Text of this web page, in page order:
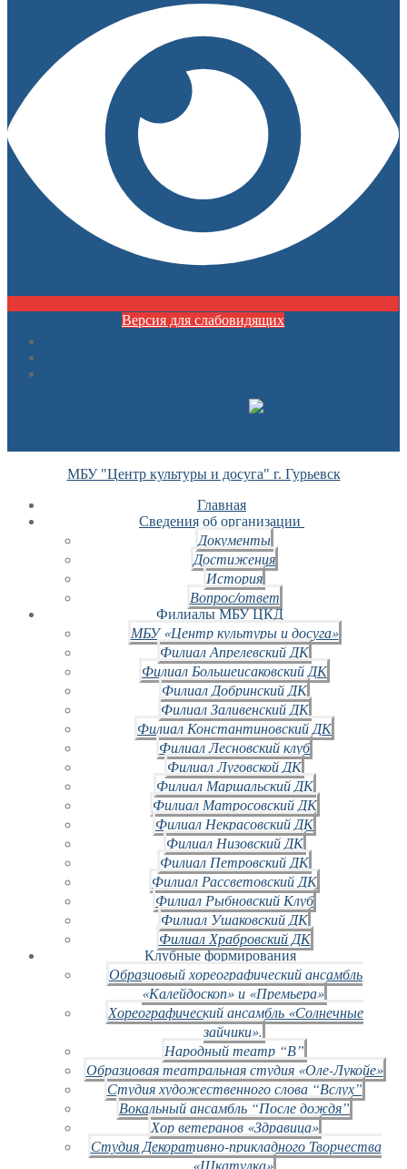
Версия для слабовидящих
МБУ "Центр культуры и досуга" г. Гурьевск
Главная
Сведения об организации
Документы
Достижения
История
Вопрос/ответ
Филиалы МБУ ЦКД
МБУ «Центр культуры и досуга»
Филиал Апрелевский ДК
Филиал Большеисаковский ДК
Филиал Добринский ДК
Филиал Заливенский ДК
Филиал Константиновский ДК
Филиал Лесновский клуб
Филиал Луговской ДК
Филиал Маршальский ДК
Филиал Матросовский ДК
Филиал Некрасовский ДК
Филиал Низовский ДК
Филиал Петровский ДК
Филиал Рассветовский ДК
Филиал Рыбновский Клуб
Филиал Ушаковский ДК
Филиал Храбровский ДК
Клубные формирования
Образцовый хореографический ансамбль
«Калейдоскоп» и «Премьера»
Хореографический ансамбль «Солнечные
зайчики».
Народный театр “В”
Образцовая театральная студия «Оле-Лукойе»
Студия художественного слова “Вслух”
Вокальный ансамбль “После дождя”
Хор ветеранов «Здравица»
Студия Декоративно-прикладного Творчества